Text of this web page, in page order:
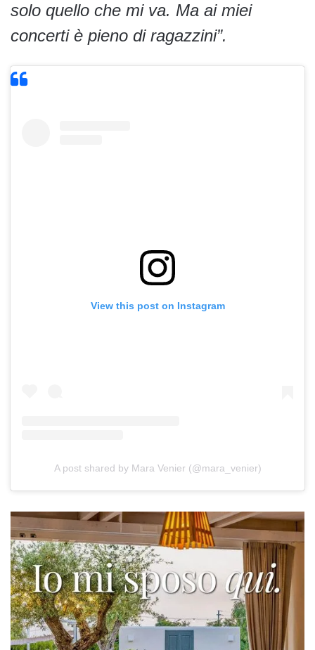
solo quello che mi va. Ma ai miei
concerti è pieno di ragazzini”.
View this post on Instagram
A post shared by Mara Venier (@mara_venier)